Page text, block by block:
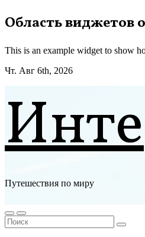
Перейти
к
Область виджетов
This is an example widget to show
Чт. Авг 6th, 2026
Путешествия по миру